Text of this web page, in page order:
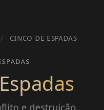
/ CINCO DE ESPADAS
e destruição